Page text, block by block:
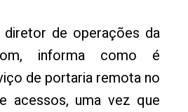
diretor de operações da
informa como é
de portaria remota no
acessos, uma vez que